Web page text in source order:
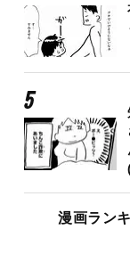
漫画ラン